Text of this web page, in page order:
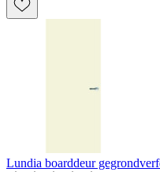
Lundia boarddeur